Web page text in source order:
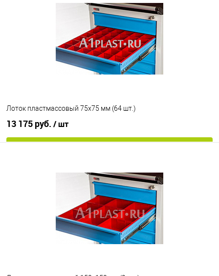
Под заказ
Лоток пластмассовый 75х75 мм (64 шт.)
13 175 руб. / шт
Под заказ